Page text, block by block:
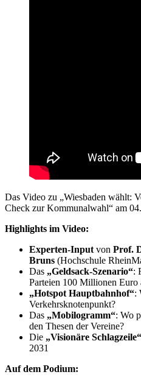
Das Video zu „Wiesbaden wählt:
Check zur Kommunalwahl“ am
Highlights im Video:
Experten-Input von Prof.
Bruns (Hochschule
Das „Geldsack-Szenario“:
Parteien 100 Millionen Euro
„Hotspot Hauptbahnhof“:
Verkehrsknotenpunkt?
Das „Mobilogramm“: Wo
den Thesen der Vereine?
Die „Visionäre Schlagzeile“
2031
Auf dem Podium: